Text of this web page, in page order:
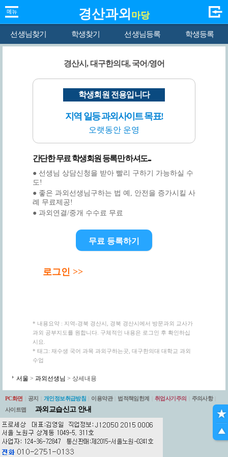
경산과외 마당
선생님찾기 학생찾기 선생님등록 학생등록
경산시, 대구한의대, 국어/영어
학생회원 전용입니다
지역 일등 과외사이트 목표!
오랫동안 운영
간단한 무료 학생회원 등록만 하셔도...
● 선생님 상담신청을 받아 빨리 구하기 가능하실 수
도!
● 좋은 과외선생님구하는 법 예, 안전을 증가시킬 사
례 무료제공!
● 과외연결/중개 수수료 무료
무료 등록하기
로그인 >>
* 내용요약 : 지역-경북 경산시, 경북 경산시에서 방문과외 교사가
과외 공부지도를 원합니다. 구체적인 내용은 로그인 후 확인하십
시요.
* 태그: 재수생 국어 과목 과외구하는곳, 대구한의대 대학교 과외
수업
서울 > 과외선생님 > 상세내용
PC화면 공지 개인정보취급방침 이용약관 법적책임한계 취업사기주의 주의사항
사이트맵
과외교습신고 안내